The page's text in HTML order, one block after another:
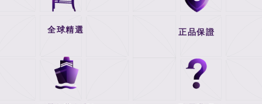
全球精選 正品保證